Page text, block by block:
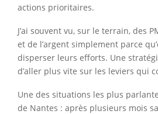
actions prioritaires.
J’ai souvent vu, sur le terrain, des
et de l’argent simplement parce
disperser leurs efforts. Une
d’aller plus vite sur les leviers qui
Une des situations les plus
de Nantes : après plusieurs mois